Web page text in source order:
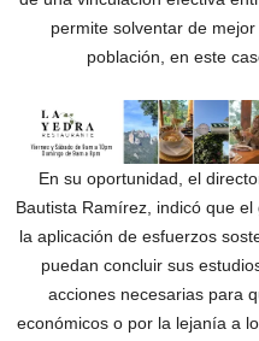
permite solventar de
población, en este
En su oportunidad, el
Bautista Ramírez, indicó que
la aplicación de esfuerzos
puedan concluir sus
acciones necesarias para
económicos o por la lejanía a